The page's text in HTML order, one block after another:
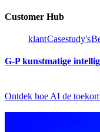
Customer Hub​​
klant​​Casestudy's​​
G-P kunstmatige
Ontdek hoe AI de